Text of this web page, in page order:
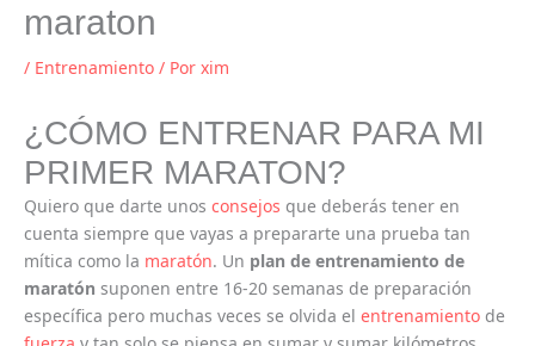
maraton
/ Entrenamiento / Por xim
¿CÓMO ENTRENAR PARA MI
PRIMER MARATON?
Quiero que darte unos consejos que deberás tener en
cuenta siempre que vayas a prepararte una prueba tan
mítica como la maratón. Un plan de entrenamiento de
maratón suponen entre 16-20 semanas de preparación
específica pero muchas veces se olvida el entrenamiento de